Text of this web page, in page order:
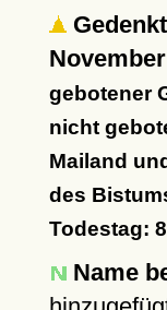
November
gebotener
nicht
Mailand
des
Todestag:
Name